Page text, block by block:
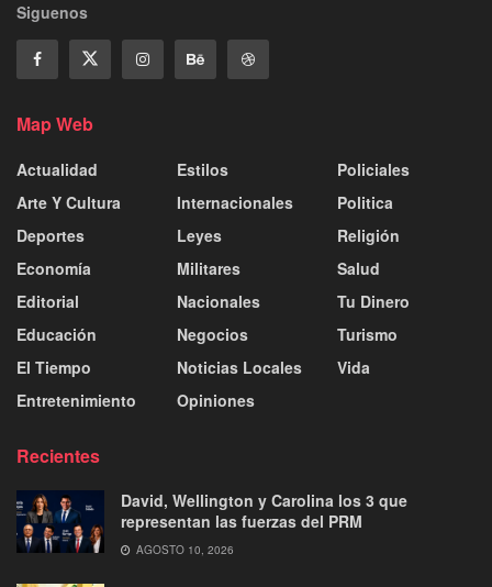
Siguenos
Map Web
Actualidad
Arte Y Cultura
Deportes
Economía
Editorial
Educación
El Tiempo
Entretenimiento
Estilos
Internacionales
Leyes
Militares
Nacionales
Negocios
Noticias Locales
Opiniones
Policiales
Politica
Religión
Salud
Tu Dinero
Turismo
Vida
Recientes
David, Wellington y Carolina los 3 que
representan las fuerzas del PRM
AGOSTO 10, 2026